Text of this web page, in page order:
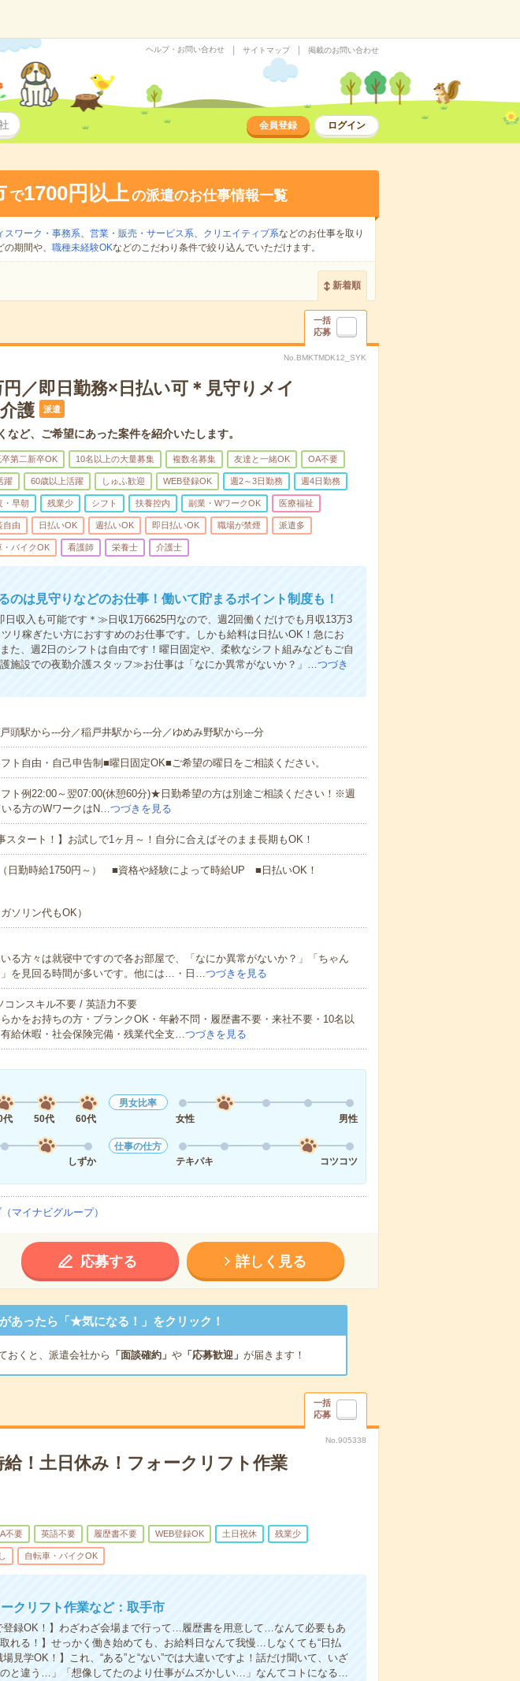
ヘルプ・お問い合わせ サイトマップ 掲載のお問い合わせ
会員登録 ログイン
で1700円以上の派遣のお仕事情報一覧
スワーク・事務系、 営業・販売・サービス系、 クリエイティブ系などのお仕事を取り
の期間や、 職種未経験OKなどのこだわり条件で絞り込んでいただけます。
新着順
一括
応募
No.BMKTMDK12_SYK
／即日勤務×日払い可＊見守りメイ
護
派遣
ど、ご希望にあった案件を紹介いたします。
卒第二新卒OK 10名以上の大量募集 複数名募集 友達と一緒OK OA不要
躍 60歳以上活躍 しゅふ歓迎 WEB登録OK 週2～3日勤務 週4日勤務
・早朝 残業少 シフト 扶養控内 副業・WワークOK 医療福祉
自由 日払いOK 週払いOK 即日払いOK 職場が禁煙 派遣多
・バイクOK 看護師 栄養士 介護士
のは見守りなどのお仕事！働いて貯まるポイント制度も！
収入も可能です＊≫日収1万6625円なので、週2回働くだけでも月収13万3
リ稼ぎたい方におすすめのお仕事です。しかも給料は日払いOK！急にお
た、週2日のシフトは自由です！曜日固定や、柔軟なシフト組みなどもご自
施設での夜勤介護スタッフ≫お仕事は「なにか異常がないか？」…つづき
頭駅から---分／稲戸井駅から---分／ゆめみ野駅から---分
フト自由・自己申告制■曜日固定OK■ご希望の曜日をご相談ください。
ト例22:00～翌07:00(休憩60分)★日勤希望の方は別途ご相談ください！※週
る方のWワークはN…つづきを見る
スタート！】お試しで1ヶ月～！自分に合えばそのまま長期もOK！
日勤時給1750円～） ■資格や経験によって時給UP ■日払いOK！
ソリン代もOK）
る方々は就寝中ですので各お部屋で、「なにか異常がないか？」「ちゃん
」を見回る時間が多いです。他には…・日…つづきを見る
コンスキル不要 / 英語力不要
らかをお持ちの方・ブランクOK・年齢不問・履歴書不要・来社不要・10名以
給休暇・社会保険完備・残業代全支…つづきを見る
代 50代 60代
男女比率
女性
男性
しずか
仕事の仕方
テキパキ
コツコツ
マイナビグループ）
応募する 詳しく見る
あったら「★気になる！」をクリック！
おくと、派遣会社から 「面談確約」 や「応募歓迎」 が届きます！
一括
応募
No.905338
！土日休み！フォークリフト作業
不要 英語不要 履歴書不要 WEB登録OK 土日祝休 残業少
自転車・バイクOK
クリフト作業など：取手市
登録OK！】わざわざ会場まで行って…履歴書を用意して…なんて必要もあ
れる！】せっかく働き始めても、お給料日なんて我慢…しなくても“日払
見学OK！】これ、“ある”と“ない”では大違いですよ！話だけ聞いて、いざ
と違う…」「想像してたのより仕事がムズかしい…」なんてコトになる…